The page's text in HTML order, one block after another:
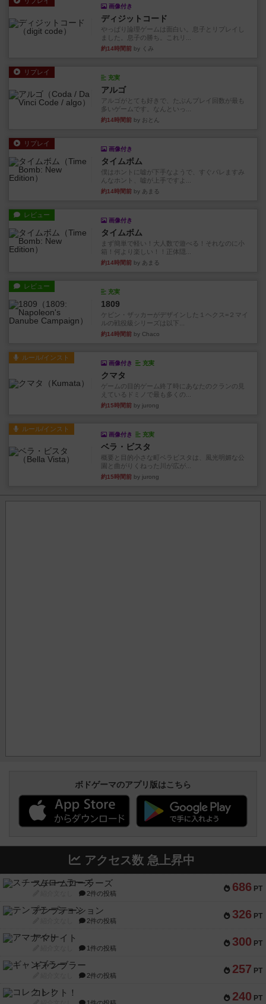
画像付き
ディジットコード
やっぱり論理ゲームは面白い。息子とリプレイし
ました。息子の勝ち。これリ...
約14時間前 by くみ
リプレイ
充実
アルゴ
アルゴがとても好きで、たぶんプレイ回数が最も
多いゲームです。なんといっ...
約14時間前 by おとん
リプレイ
画像付き
タイムボム
僕はホントに嘘が下手なようで、すぐバレますみ
んなホント、嘘が上手ですよ...
約14時間前 by あまる
レビュー
画像付き
タイムボム
まず簡単で軽い！大人数で遊べる！それなのに小
箱！何より楽しい！！正体隠...
約14時間前 by あまる
レビュー
充実
1809
ケビン・ザッカーがデザインした１ヘクス=２マイ
ルの戦役級シリーズは以下...
約14時間前 by Chaco
ルール/インスト
画像付き 充実
クマタ
ゲームの目的ゲーム終了時にあなたのクランの見
えているドミノで最も多くの...
約15時間前 by jurong
ルール/インスト
画像付き 充実
ベラ・ビスタ
概要と目的小さな町ベラビスタは、風光明媚な公
園と曲がりくねった川が広が...
約15時間前 by jurong
ボドゲーマのアプリ版はこちら
アクセス数 急上昇中
686 PT
スチームローラーズ
2件の投稿
326 PT
テンプテーション
2件の投稿
300 PT
アマナイト
1件の投稿
257 PT
ギャンブラー
2件の投稿
240 PT
コレクト！